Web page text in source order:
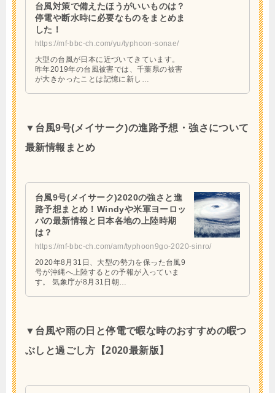
台風対策で備えたほうがいいものは？
停電や断水時に必要なものをまとめま
した！
https://mf-bbc-ch.com/yu/typhoon-sonae/
大型の台風が日本に近づいてきています。
昨年2019年の台風被害では、千葉県の被害
が大きかったことは記憶に新し…
▼台風9号(メイサーク)の進路予想・強さについて
最新情報まとめ
台風9号(メイサーク)2020の強さと進
路予想まとめ！Windyや米軍ヨーロッ
パの最新情報と日本各地の上陸時期
は？
https://mf-bbc-ch.com/am/typhoon9go-2020-sinro/
2020年8月31日、大型の勢力を保った台風9
号が沖縄へ上陸するとの予報が入っていま
す。 気象庁が8月31日朝…
▼台風や雨の日と停電で暇な時のおすすめの暇つ
ぶしと過ごし方【2020最新版】